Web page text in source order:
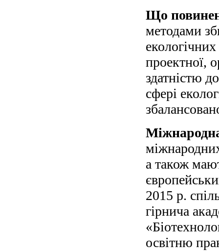
Що
методами
проектної,
здатністю
сфері
а також
2015 р.
гірнича
освітню